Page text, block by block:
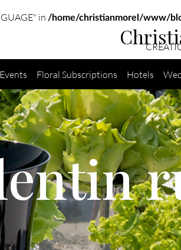
in /home/christianmorel/www/
Events Floral Subscriptions Hotels